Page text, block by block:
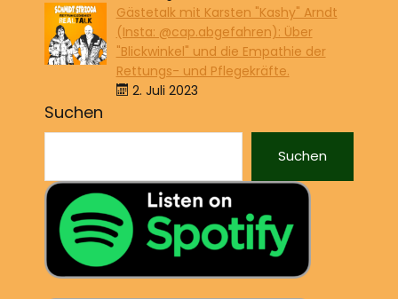
Gästetalk mit Karsten "Kashy" Arndt
(Insta: @cap.abgefahren): Über
"Blickwinkel" und die Empathie der
Rettungs- und Pflegekräfte.
2. Juli 2023
Suchen
Suchen